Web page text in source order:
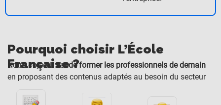
Pourquoi choisir L’École
Française ?​
Notre objectif estde former les professionnels de demain
en proposant des contenus adaptés au besoin du secteur